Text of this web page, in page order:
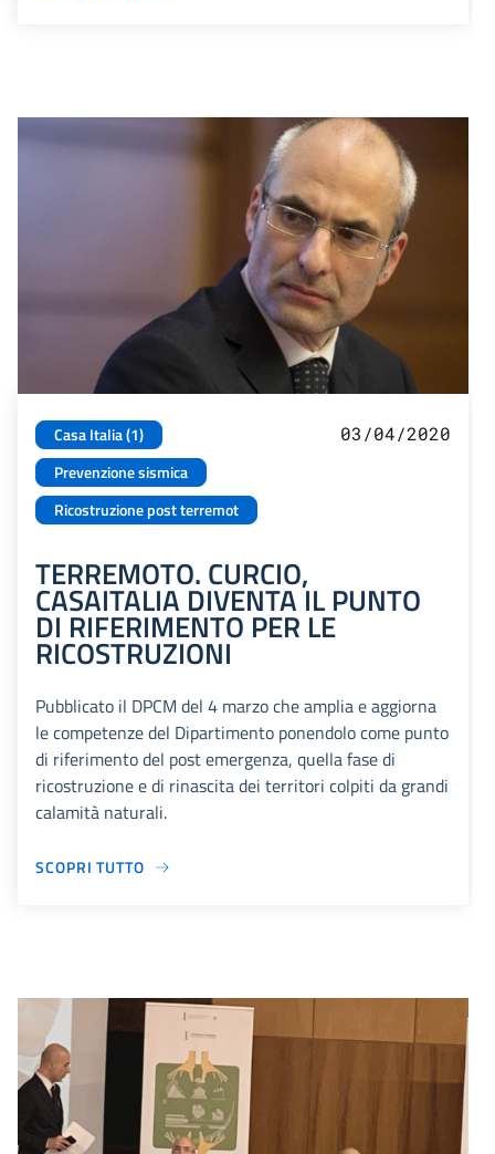
Casa Italia (1)
Prevenzione sismica
Ricostruzione post terremot
03/04/2020
TERREMOTO. CURCIO,
CASAITALIA DIVENTA IL PUNTO
DI RIFERIMENTO PER LE
RICOSTRUZIONI
Pubblicato il DPCM del 4 marzo che amplia e aggiorna
le competenze del Dipartimento ponendolo come punto
di riferimento del post emergenza, quella fase di
ricostruzione e di rinascita dei territori colpiti da grandi
calamità naturali.
SCOPRI TUTTO